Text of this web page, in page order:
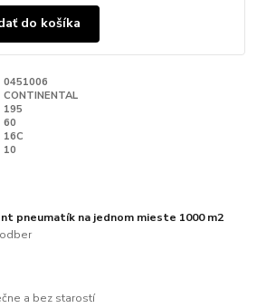
do košíka
0451006
CONTINENTAL
195
60
16C
10
pneumatík na jednom mieste 1000 m2
a bez starostí